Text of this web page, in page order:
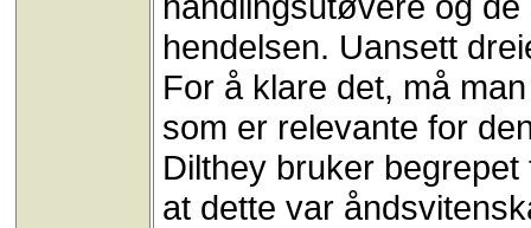
hendelsen. Uansett
For å klare det, må
som er relevante for
Dilthey bruker
at dette var